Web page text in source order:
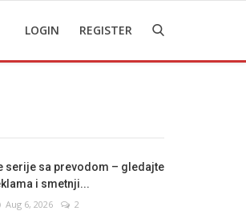
LOGIN REGISTER
serije sa prevodom – gledajte
i smetnji...
Aug 6, 2026 2